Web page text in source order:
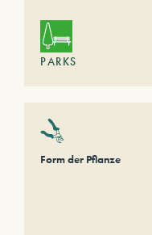
PARKS
Form der Pflanze